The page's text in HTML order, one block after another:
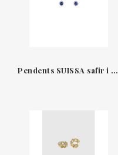
Pendents SUISSA safir i diamants or blanc 18kt a01-30-169z-n-